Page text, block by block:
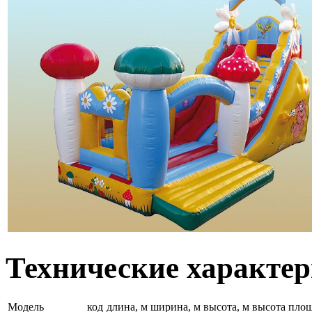
Технические
Модель код длина, м ширина, м высота, м высота